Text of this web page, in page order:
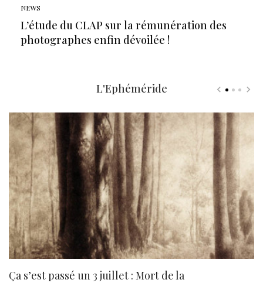
NEWS
L’étude du CLAP sur la rémunération des
photographes enfin dévoilée !
L'Ephéméride
Ça s’est passé un 3 juillet : Mort de la